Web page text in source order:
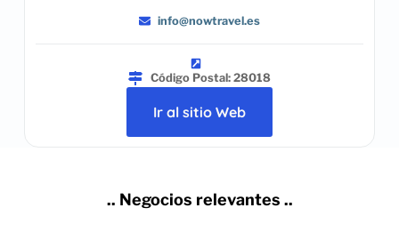
info@nowtravel.es
Código Postal: 28018
Ir al sitio Web
.. Negocios relevantes ..